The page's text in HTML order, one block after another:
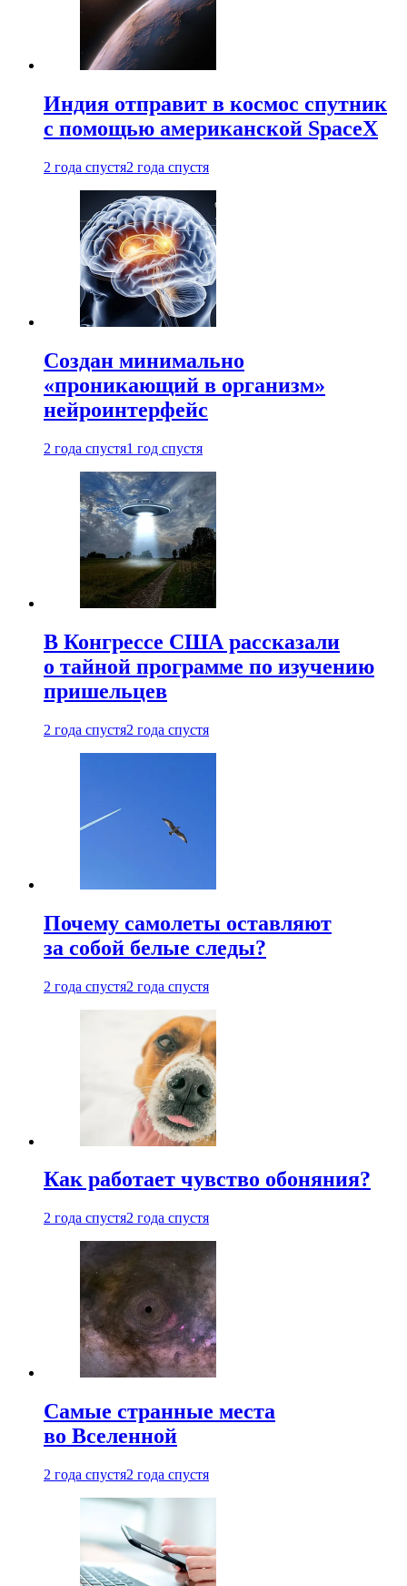
Индия отправит в космос спутник
с помощью американской SpaceX
2 года спустя2 года спустя
Создан минимально
«проникающий в организм»
нейроинтерфейс
2 года спустя1 год спустя
В Конгрессе США рассказали
о тайной программе по изучению
пришельцев
2 года спустя2 года спустя
Почему самолеты оставляют
за собой белые следы?
2 года спустя2 года спустя
Как работает чувство обоняния?
2 года спустя2 года спустя
Самые странные места
во Вселенной
2 года спустя2 года спустя